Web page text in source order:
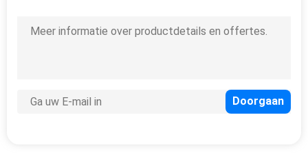
POLICYHet dragen van EVA